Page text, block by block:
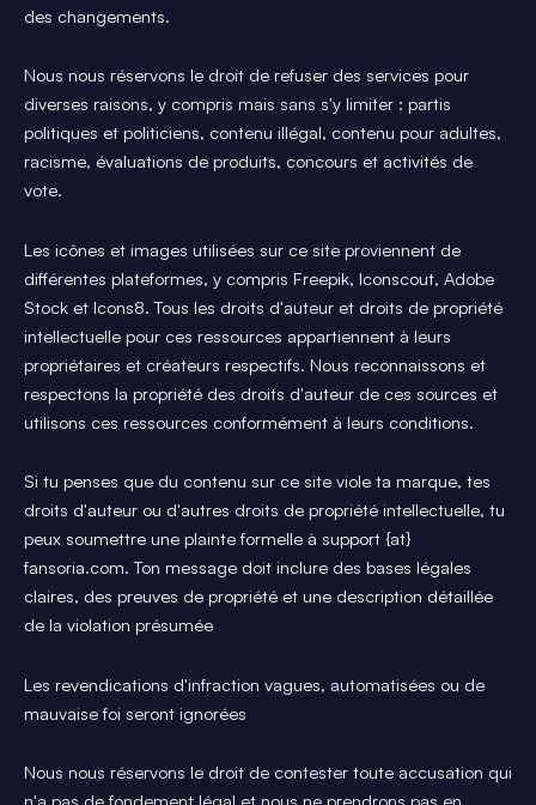
des changements.
Nous nous réservons le droit de refuser des services pour
diverses raisons, y compris mais sans s'y limiter : partis
politiques et politiciens, contenu illégal, contenu pour adultes,
racisme, évaluations de produits, concours et activités de
vote.
Les icônes et images utilisées sur ce site proviennent de
différentes plateformes, y compris Freepik, Iconscout, Adobe
Stock et Icons8. Tous les droits d'auteur et droits de propriété
intellectuelle pour ces ressources appartiennent à leurs
propriétaires et créateurs respectifs. Nous reconnaissons et
respectons la propriété des droits d'auteur de ces sources et
utilisons ces ressources conformément à leurs conditions.
Si tu penses que du contenu sur ce site viole ta marque, tes
droits d'auteur ou d'autres droits de propriété intellectuelle, tu
peux soumettre une plainte formelle à support {at}
fansoria.com. Ton message doit inclure des bases légales
claires, des preuves de propriété et une description détaillée
de la violation présumée
Les revendications d'infraction vagues, automatisées ou de
mauvaise foi seront ignorées
Nous nous réservons le droit de contester toute accusation qui